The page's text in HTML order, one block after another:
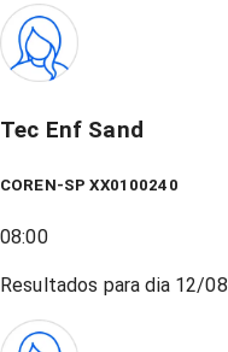
Tec Enf Sand
COREN-SP XX0100240
08:00
Resultados para dia 12/08